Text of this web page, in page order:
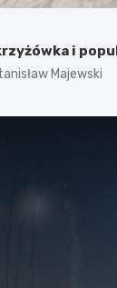
i
Majewski